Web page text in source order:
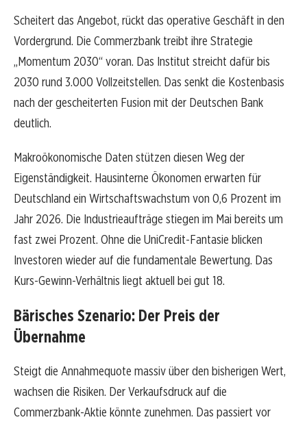
Scheitert das Angebot, rückt das operative Geschäft in den
Vordergrund. Die Commerzbank treibt ihre Strategie
„Momentum 2030“ voran. Das Institut streicht dafür bis
2030 rund 3.000 Vollzeitstellen. Das senkt die Kostenbasis
nach der gescheiterten Fusion mit der Deutschen Bank
deutlich.
Makroökonomische Daten stützen diesen Weg der
Eigenständigkeit. Hausinterne Ökonomen erwarten für
Deutschland ein Wirtschaftswachstum von 0,6 Prozent im
Jahr 2026. Die Industrieaufträge stiegen im Mai bereits um
fast zwei Prozent. Ohne die UniCredit-Fantasie blicken
Investoren wieder auf die fundamentale Bewertung. Das
Kurs-Gewinn-Verhältnis liegt aktuell bei gut 18.
Bärisches Szenario: Der Preis der
Übernahme
Steigt die Annahmequote massiv über den bisherigen Wert,
wachsen die Risiken. Der Verkaufsdruck auf die
Commerzbank-Aktie könnte zunehmen. Das passiert vor